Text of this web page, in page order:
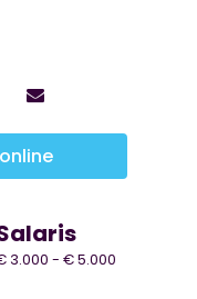
3.000 - € 5.000